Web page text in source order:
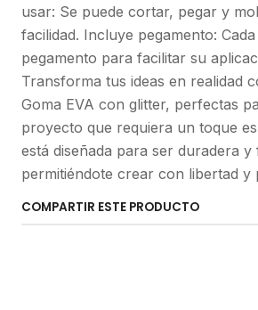
usar: Se puede cortar, pegar y
facilidad. Incluye pegamento:
pegamento para facilitar su
Transforma tus ideas en realidad
Goma EVA con glitter, perfectas
proyecto que requiera un toque
está diseñada para ser duradera y
permitiéndote crear con libertad y
COMPARTIR ESTE PRODUCTO